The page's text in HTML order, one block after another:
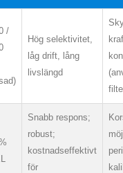
/
Hög selektivitet,
låg drift, lång
livslängd
Snabb respons;
robust;
kostnadseffektivt
för